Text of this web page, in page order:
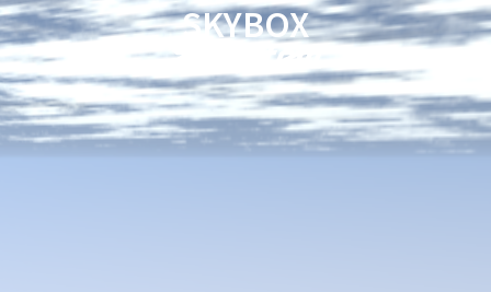
SKYBOX